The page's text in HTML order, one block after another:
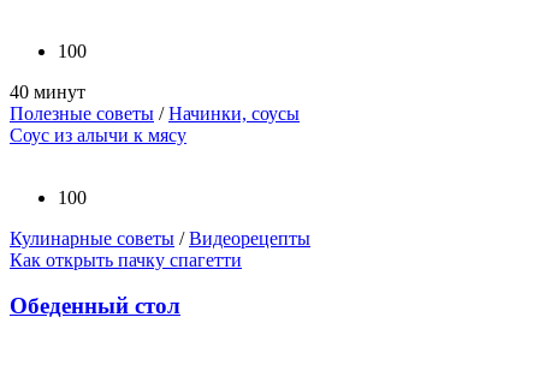
100
40 минут
Полезные советы /Начинки, соусы
Соус из алычи к мясу
100
Кулинарные советы /Видеорецепты
Как открыть пачку спагетти
Обеденный стол